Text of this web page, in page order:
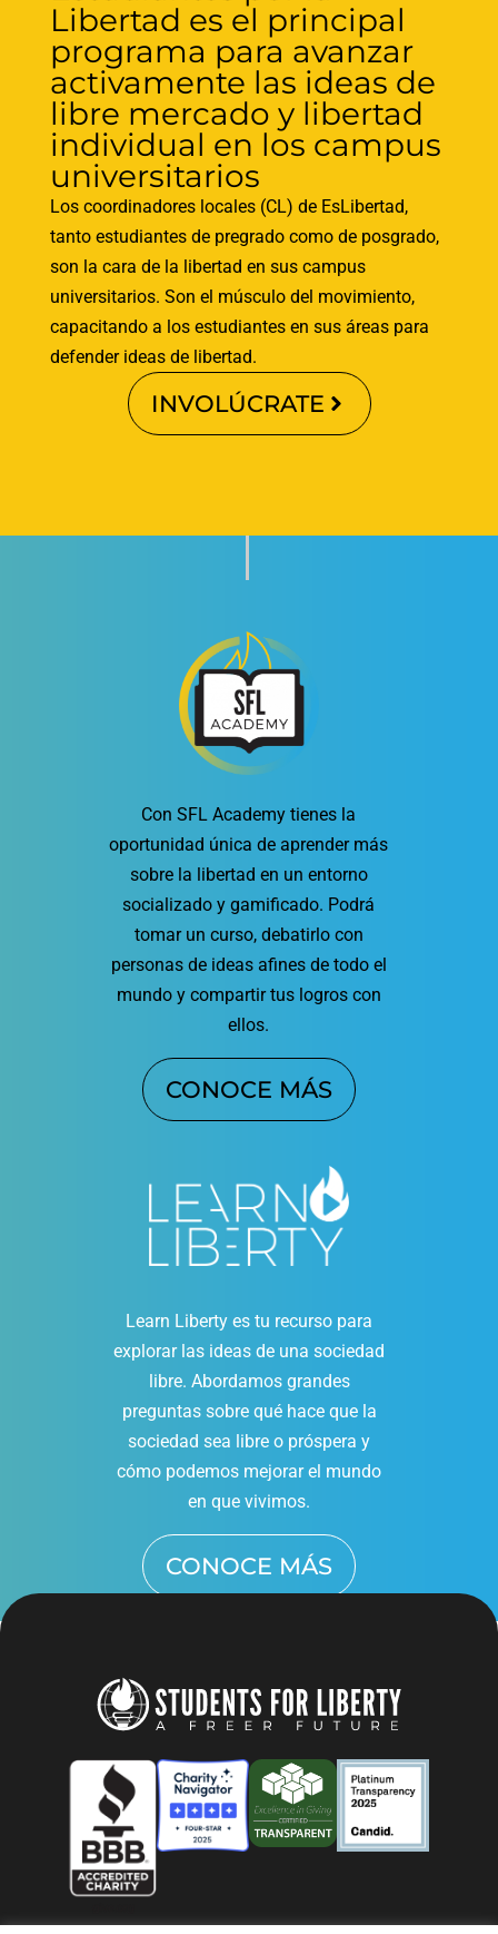
Libertad es el principal
programa para avanzar
activamente las ideas de
libre mercado y libertad
individual en los campus
universitarios
Los coordinadores locales (CL) de EsLibertad,
tanto estudiantes de pregrado como de posgrado,
son la cara de la libertad en sus campus
universitarios. Son el músculo del movimiento,
capacitando a los estudiantes en sus áreas para
defender ideas de libertad.
INVOLÚCRATE
Con SFL Academy tienes la
oportunidad única de aprender más
sobre la libertad en un entorno
socializado y gamificado. Podrá
tomar un curso, debatirlo con
personas de ideas afines de todo el
mundo y compartir tus logros con
ellos.
CONOCE MÁS
Learn Liberty es tu recurso para
explorar las ideas de una sociedad
libre. Abordamos grandes
preguntas sobre qué hace que la
sociedad sea libre o próspera y
cómo podemos mejorar el mundo
en que vivimos.
CONOCE MÁS